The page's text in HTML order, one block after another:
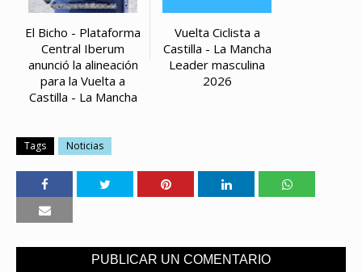
El Bicho - Plataforma
Central Iberum
anunció la alineación
para la Vuelta a
Castilla - La Mancha
Vuelta Ciclista a
Castilla - La Mancha
Leader masculina
2026
Tags Noticias
PUBLICAR UN COMENTARIO